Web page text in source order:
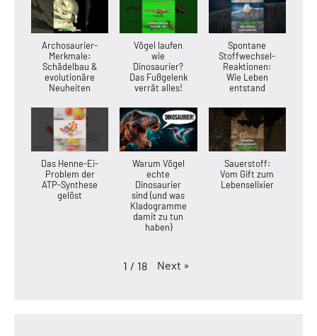
Archosaurier-
Merkmale:
Schädelbau &
evolutionäre
Neuheiten
Vögel laufen
wie
Dinosaurier?
Das Fußgelenk
verrät alles!
Spontane
Stoffwechsel-
Reaktionen:
Wie Leben
entstand
Das Henne-Ei-
Problem der
ATP-Synthese
gelöst
Warum Vögel
echte
Dinosaurier
sind (und was
Kladogramme
damit zu tun
haben)
Sauerstoff:
Vom Gift zum
Lebenselixier
1 / 18 Next »